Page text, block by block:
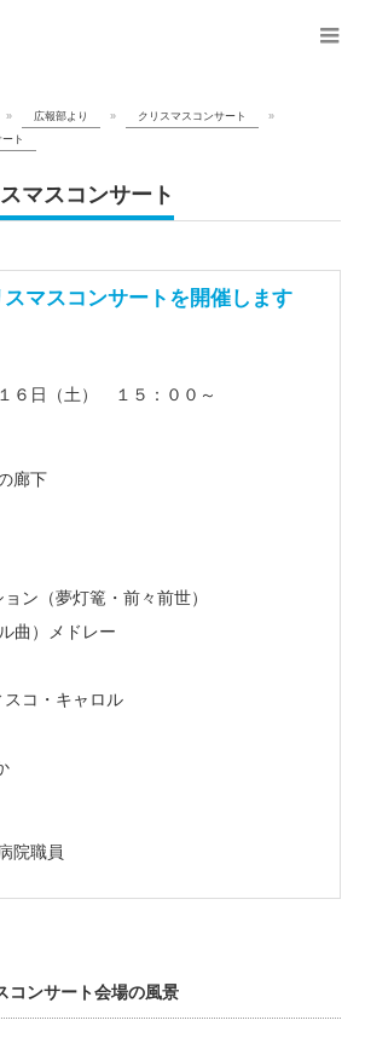
menu
» 広報部より » クリスマスコンサート
»
ト
マスコンサート
マスコンサートを開催します
６日（土） １５：００～
廊下
ン（夢灯篭・前々前世）
曲）メドレー
スコ・キャロル
院職員
コンサート会場の風景